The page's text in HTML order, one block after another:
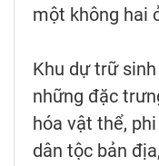
một không hai
Khu dự trữ
những đặc
hóa vật thể,
dân tộc bản